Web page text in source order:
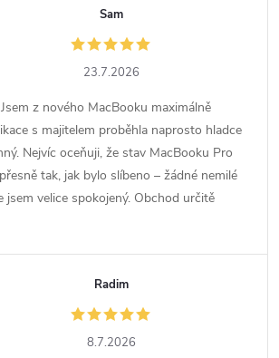
Sam
23.7.2026
z nového MacBooku maximálně
s majitelem proběhla naprosto hladce
Nejvíc oceňuji, že stav MacBooku Pro
tak, jak bylo slíbeno – žádné nemilé
jsem velice spokojený. Obchod určitě
Radim
8.7.2026